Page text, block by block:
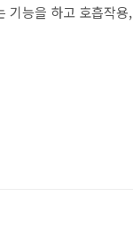
기능을 하고 호흡작용,